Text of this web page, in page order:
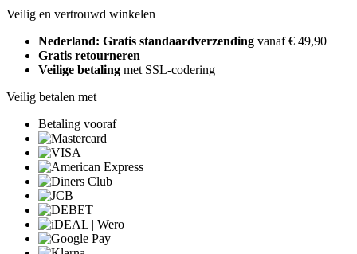
Veilig en vertrouwd winkelen
Nederland: Gratis standaardverzending vanaf € 49,90
Gratis retourneren
Veilige betaling met SSL-codering
Veilig betalen met
Betaling vooraf